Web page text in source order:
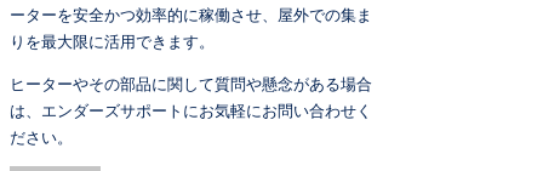
ーターを安全かつ効率的に稼働させ、屋外での集ま
りを最大限に活用できます。
ヒーターやその部品に関して質問や懸念がある場合
は、エンダーズサポートにお気軽にお問い合わせく
ださい。